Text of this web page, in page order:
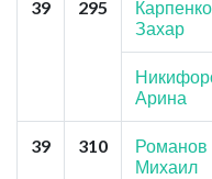
39 295
Карпенко
Захар
Арина
39 310
Романов
Михаил